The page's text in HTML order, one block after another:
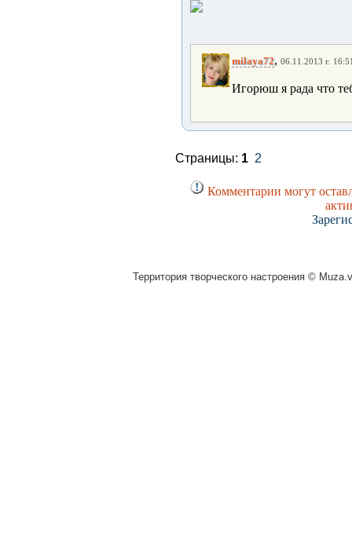
milaya72, 06.11.2013 г.
Игорюш я рада что
Страницы: 1 2
Комментарии могут
Территория творческого настроения ©